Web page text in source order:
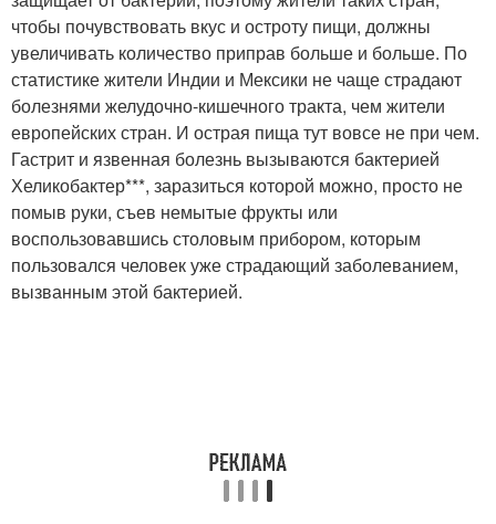
чтобы почувствовать вкус и остроту пищи, должны
увеличивать количество приправ больше и больше. По
статистике жители Индии и Мексики не чаще страдают
болезнями желудочно-кишечного тракта, чем жители
европейских стран. И острая пища тут вовсе не при чем.
Гастрит и язвенная болезнь вызываются бактерией
Хеликобактер***, заразиться которой можно, просто не
помыв руки, съев немытые фрукты или
воспользовавшись столовым прибором, которым
пользовался человек уже страдающий заболеванием,
вызванным этой бактерией.